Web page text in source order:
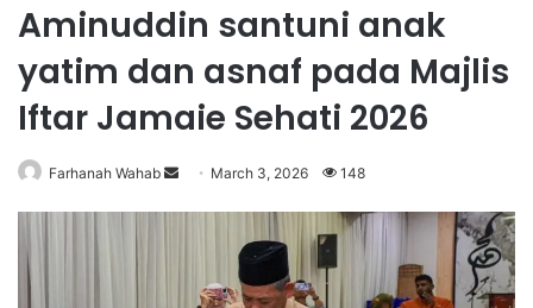
Aminuddin santuni anak
yatim dan asnaf pada Majlis
Iftar Jamaie Sehati 2026
Farhanah Wahab March 3, 2026 148